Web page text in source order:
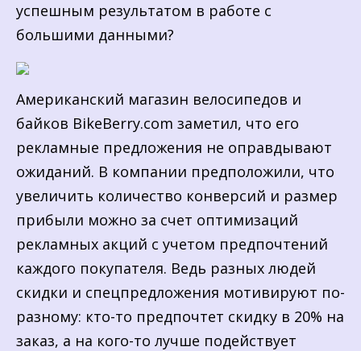
успешным результатом в работе с
большими данными?
Американский магазин велосипедов и
байков BikeBerry.com заметил, что его
рекламные предложения не оправдывают
ожиданий. В компании предположили, что
увеличить количество конверсий и размер
прибыли можно за счет оптимизаций
рекламных акций с учетом предпочтений
каждого покупателя. Ведь разных людей
скидки и спецпредложения мотивируют по-
разному: кто-то предпочтет скидку в 20% на
заказ, а на кого-то лучше подействует